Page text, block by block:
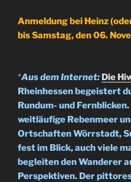
Anmeldung bei Heinz
bis Samstag, den 06.
*Aus dem Internet: Die
Rheinhessen begeistert
Rundum- und
weitläufige Rebenmeer
Ortschaften Wörrstadt,
fest im Blick, auch viele
begleiten den Wanderer
Perspektiven. Der